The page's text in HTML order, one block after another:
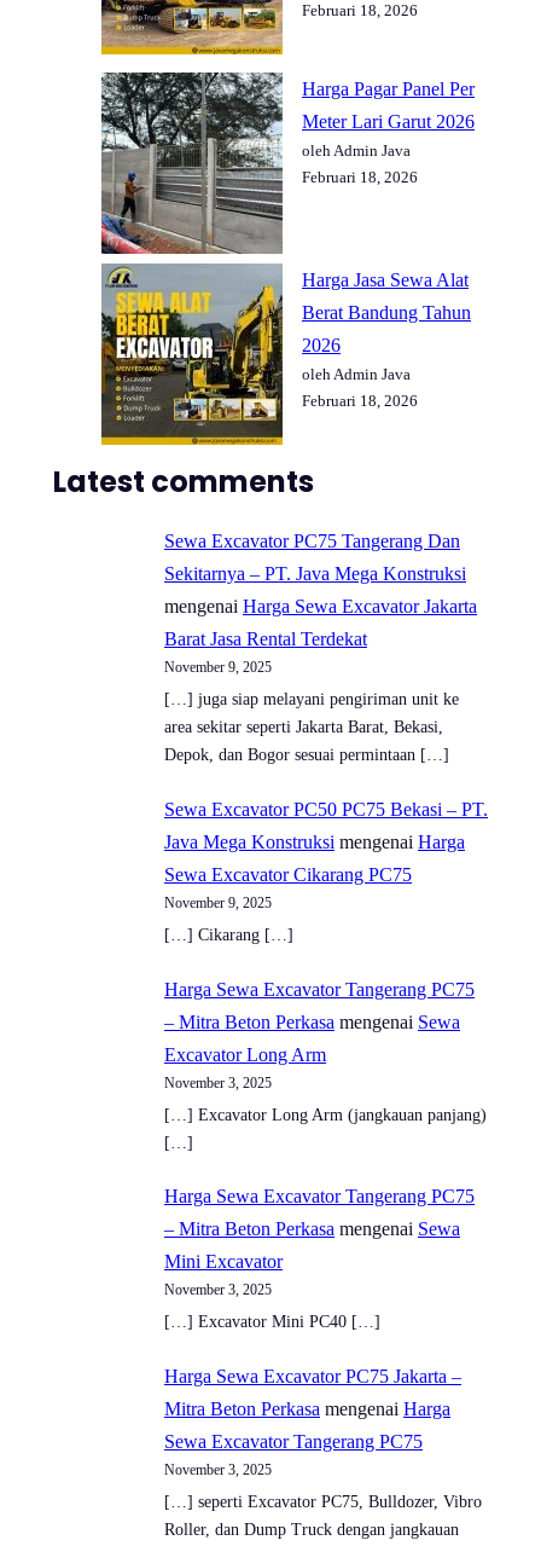
Februari 18, 2026
Harga Pagar Panel Per
Meter Lari Garut 2026
oleh Admin Java
Februari 18, 2026
Harga Jasa Sewa Alat
Berat Bandung Tahun
2026
oleh Admin Java
Februari 18, 2026
Latest comments
Sewa Excavator PC75 Tangerang Dan
Sekitarnya – PT. Java Mega Konstruksi
mengenai Harga Sewa Excavator Jakarta
Barat Jasa Rental Terdekat
November 9, 2025
[…] juga siap melayani pengiriman unit ke
area sekitar seperti Jakarta Barat, Bekasi,
Depok, dan Bogor sesuai permintaan […]
Sewa Excavator PC50 PC75 Bekasi – PT.
Java Mega Konstruksi mengenai Harga
Sewa Excavator Cikarang PC75
November 9, 2025
[…] Cikarang […]
Harga Sewa Excavator Tangerang PC75
– Mitra Beton Perkasa mengenai Sewa
Excavator Long Arm
November 3, 2025
[…] Excavator Long Arm (jangkauan panjang)
[…]
Harga Sewa Excavator Tangerang PC75
– Mitra Beton Perkasa mengenai Sewa
Mini Excavator
November 3, 2025
[…] Excavator Mini PC40 […]
Harga Sewa Excavator PC75 Jakarta –
Mitra Beton Perkasa mengenai Harga
Sewa Excavator Tangerang PC75
November 3, 2025
[…] seperti Excavator PC75, Bulldozer, Vibro
Roller, dan Dump Truck dengan jangkauan